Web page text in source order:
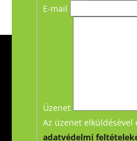
L
E-mail
Üzenet
Az üzenet elküldésével
adatvédelmi